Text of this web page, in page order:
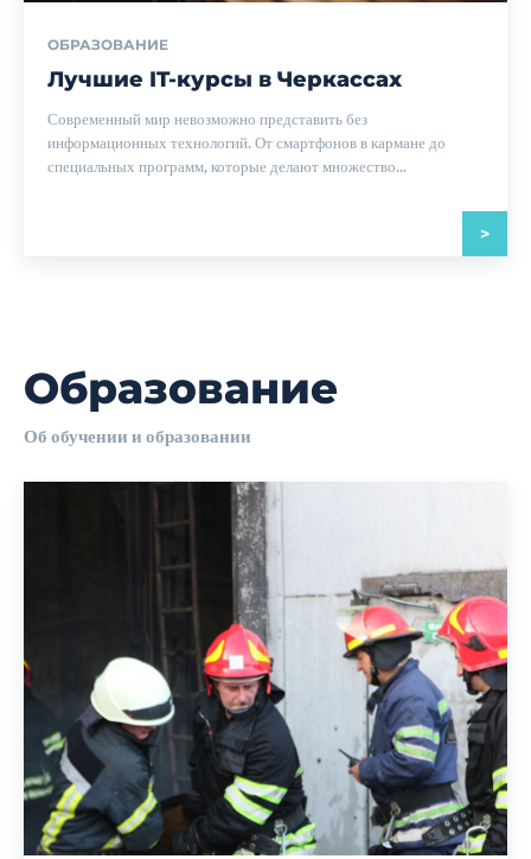
ОБРАЗОВАНИЕ
Лучшие IT-курсы в Черкассах
Современный мир невозможно представить без
информационных технологий. От смартфонов в кармане до
специальных программ, которые делают множество...
>
Образование
Об обучении и образовании